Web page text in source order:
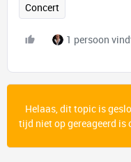
Concert
1 persoon
Helaas, dit topic is
tijd niet op gereageerd is